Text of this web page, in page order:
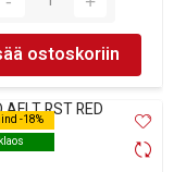
ostoskoriin
-18%
-18%